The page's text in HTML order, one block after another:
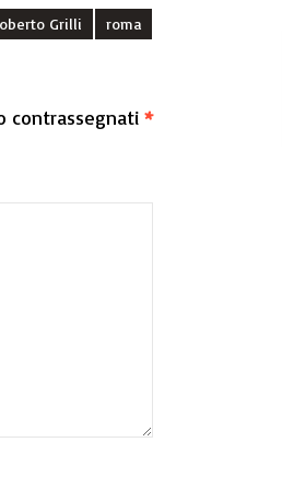
Grilli
roma
contrassegnati *